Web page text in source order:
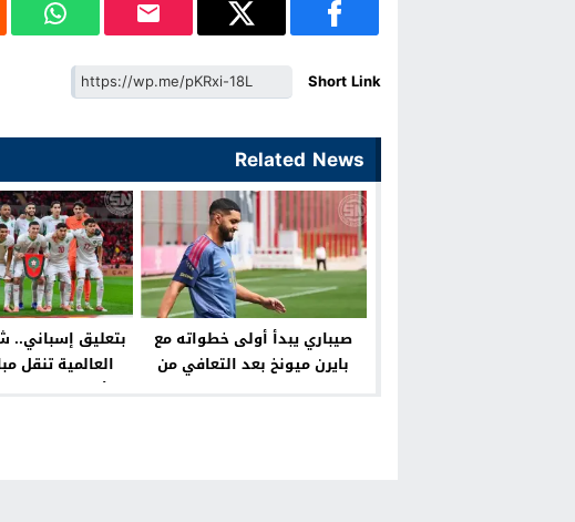
Short Link
Related News
صيباري يبدأ أولى خطواته مع
بايرن ميونخ بعد التعافي من
العالمية تنقل
الأطلس” ضد